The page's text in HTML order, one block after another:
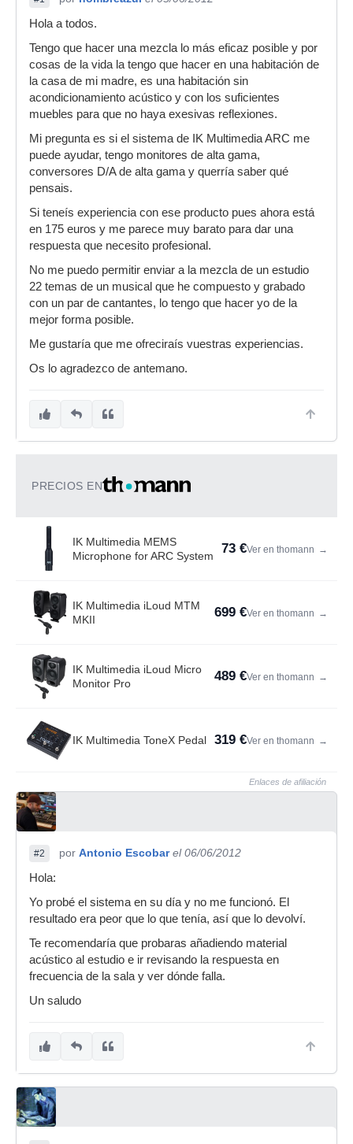
Hola a todos.
Tengo que hacer una mezcla lo más eficaz posible y por
cosas de la vida la tengo que hacer en una habitación de
la casa de mi madre, es una habitación sin
acondicionamiento acústico y con los suficientes
muebles para que no haya exesivas reflexiones.
Mi pregunta es si el sistema de IK Multimedia ARC me
puede ayudar, tengo monitores de alta gama,
conversores D/A de alta gama y querría saber qué
pensais.
Si teneís experiencia con ese producto pues ahora está
en 175 euros y me parece muy barato para dar una
respuesta que necesito profesional.
No me puedo permitir enviar a la mezcla de un estudio
22 temas de un musical que he compuesto y grabado
con un par de cantantes, lo tengo que hacer yo de la
mejor forma posible.
Me gustaría que me ofreciraís vuestras experiencias.
Os lo agradezco de antemano.
PRECIOS EN
IK Multimedia MEMS
Microphone for ARC System
73 €Ver en thomann →
IK Multimedia iLoud MTM
MKII
699 €Ver en thomann →
IK Multimedia iLoud Micro
Monitor Pro
489 €Ver en thomann →
IK Multimedia ToneX Pedal 319 €Ver en thomann →
Enlaces de afiliación
#2 por Antonio Escobar el 06/06/2012
Hola:
Yo probé el sistema en su día y no me funcionó. El
resultado era peor que lo que tenía, así que lo devolví.
Te recomendaría que probaras añadiendo material
acústico al estudio e ir revisando la respuesta en
frecuencia de la sala y ver dónde falla.
Un saludo